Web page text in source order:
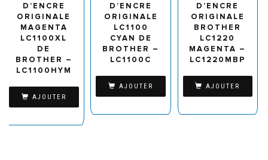
D’ENCRE
ORIGINALE
MAGENTA
LC1100XL
DE
BROTHER –
LC1100HYM
AJOUTER
D’ENCRE
ORIGINALE
LC1100
CYAN DE
BROTHER –
LC1100C
AJOUTER
D’ENCRE
ORIGINALE
BROTHER
LC1220
MAGENTA –
LC1220MBP
AJOUTER